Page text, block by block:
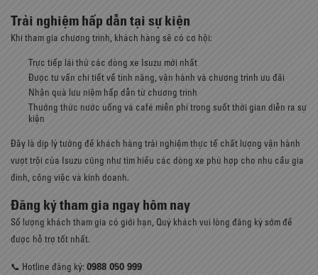
Trải nghiệm hấp dẫn tại sự kiện
Khi tham gia chương trình, khách hàng sẽ có cơ hội:
Trực tiếp lái thử các dòng xe Isuzu mới nhất
Được tư vấn chi tiết về tính năng, vận hành và chương trình ưu đãi
Nhận quà lưu niệm hấp dẫn từ chương trình
Thưởng thức nước uống và café miễn phí trong suốt thời gian diễn ra sự
kiện
Đây là dịp lý tưởng để khách hàng trải nghiệm thực tế chất lượng vận hành
vượt trội của Isuzu cũng như tìm hiểu các dòng xe phù hợp cho nhu cầu gia
đình, công việc và kinh doanh.
Đăng ký tham gia ngay hôm nay
Số lượng khách tham gia có giới hạn, Quý khách vui lòng đăng ký sớm để
được hỗ trợ tốt nhất.
📞 Hotline đăng ký: 0988 050 999